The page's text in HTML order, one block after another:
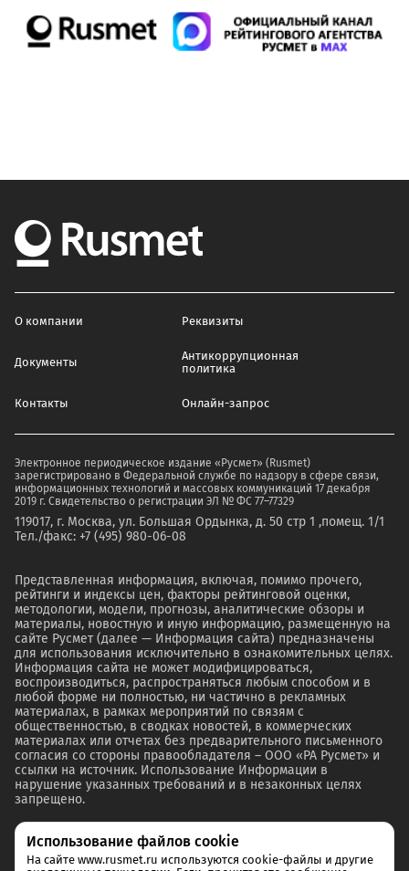
О компании Реквизиты
Документы
Антикоррупционная
политика
Контакты Онлайн-запрос
Электронное периодическое издание «Русмет» (Rusmet)
зарегистрировано в Федеральной службе по надзору в сфере связи,
информационных технологий и массовых коммуникаций 17 декабря
2019 г. Свидетельство о регистрации ЭЛ № ФС 77–77329
119017, г. Москва, ул. Большая Ордынка, д. 50 стр 1 ,помещ. 1/1
Тел./факс: +7 (495) 980-06-08
Представленная информация, включая, помимо прочего,
рейтинги и индексы цен, факторы рейтинговой оценки,
методологии, модели, прогнозы, аналитические обзоры и
материалы, новостную и иную информацию, размещенную на
сайте Русмет (далее — Информация сайта) предназначены
для использования исключительно в ознакомительных целях.
Информация сайта не может модифицироваться,
воспроизводиться, распространяться любым способом и в
любой форме ни полностью, ни частично в рекламных
материалах, в рамках мероприятий по связям с
общественностью, в сводках новостей, в коммерческих
материалах или отчетах без предварительного письменного
согласия со стороны правообладателя – ООО «РА Русмет» и
ссылки на источник. Использование Информации в
нарушение указанных требований и в незаконных целях
запрещено.
Использование файлов cookie
На сайте www.rusmet.ru используются cookie-файлы и другие